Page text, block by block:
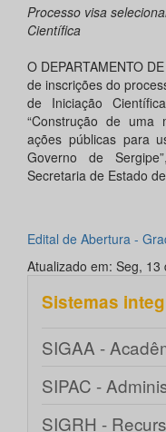
Processo visa
Científica
O DEPARTAMENTO
de inscrições do
de Iniciação
“Construção de uma
ações públicas para
Governo de
Secretaria de Estado
Edital de Abertura -
Atualizado em: Seg,
Sistemas
SIGAA -
SIPAC -
SIGRH -